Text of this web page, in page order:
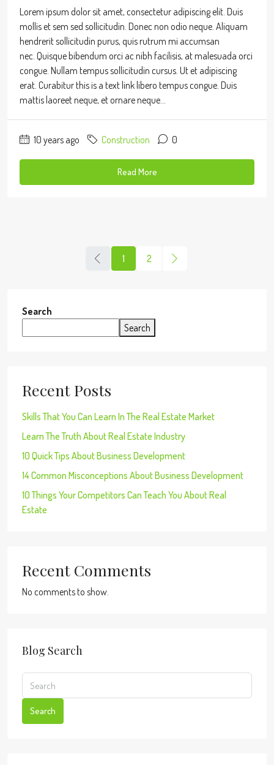
Lorem ipsum dolor sit amet, consectetur adipiscing elit. Duis
mollis et sem sed sollicitudin. Donec non odio neque. Aliquam
hendrerit sollicitudin purus, quis rutrum mi accumsan
nec. Quisque bibendum orci ac nibh facilisis, at malesuada orci
congue. Nullam tempus sollicitudin cursus. Ut et adipiscing
erat. Curabitur this is a text link libero tempus congue. Duis
mattis laoreet neque, et ornare neque...
10 years ago Construction 0
Read More
1 2
Search
Search
Recent Posts
Skills That You Can Learn In The Real Estate Market
Learn The Truth About Real Estate Industry
10 Quick Tips About Business Development
14 Common Misconceptions About Business Development
10 Things Your Competitors Can Teach You About Real
Estate
Recent Comments
No comments to show.
Blog Search
Search